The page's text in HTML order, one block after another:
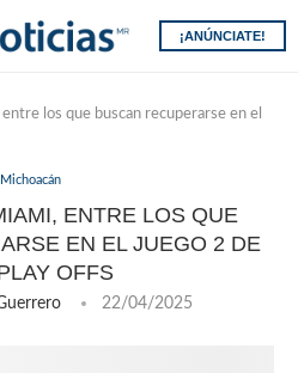
¡ANÚNCIATE!
los que buscan recuperarse en el
Michoacán
ENTRE LOS QUE
EN EL JUEGO 2 DE
OFFS
22/04/2025